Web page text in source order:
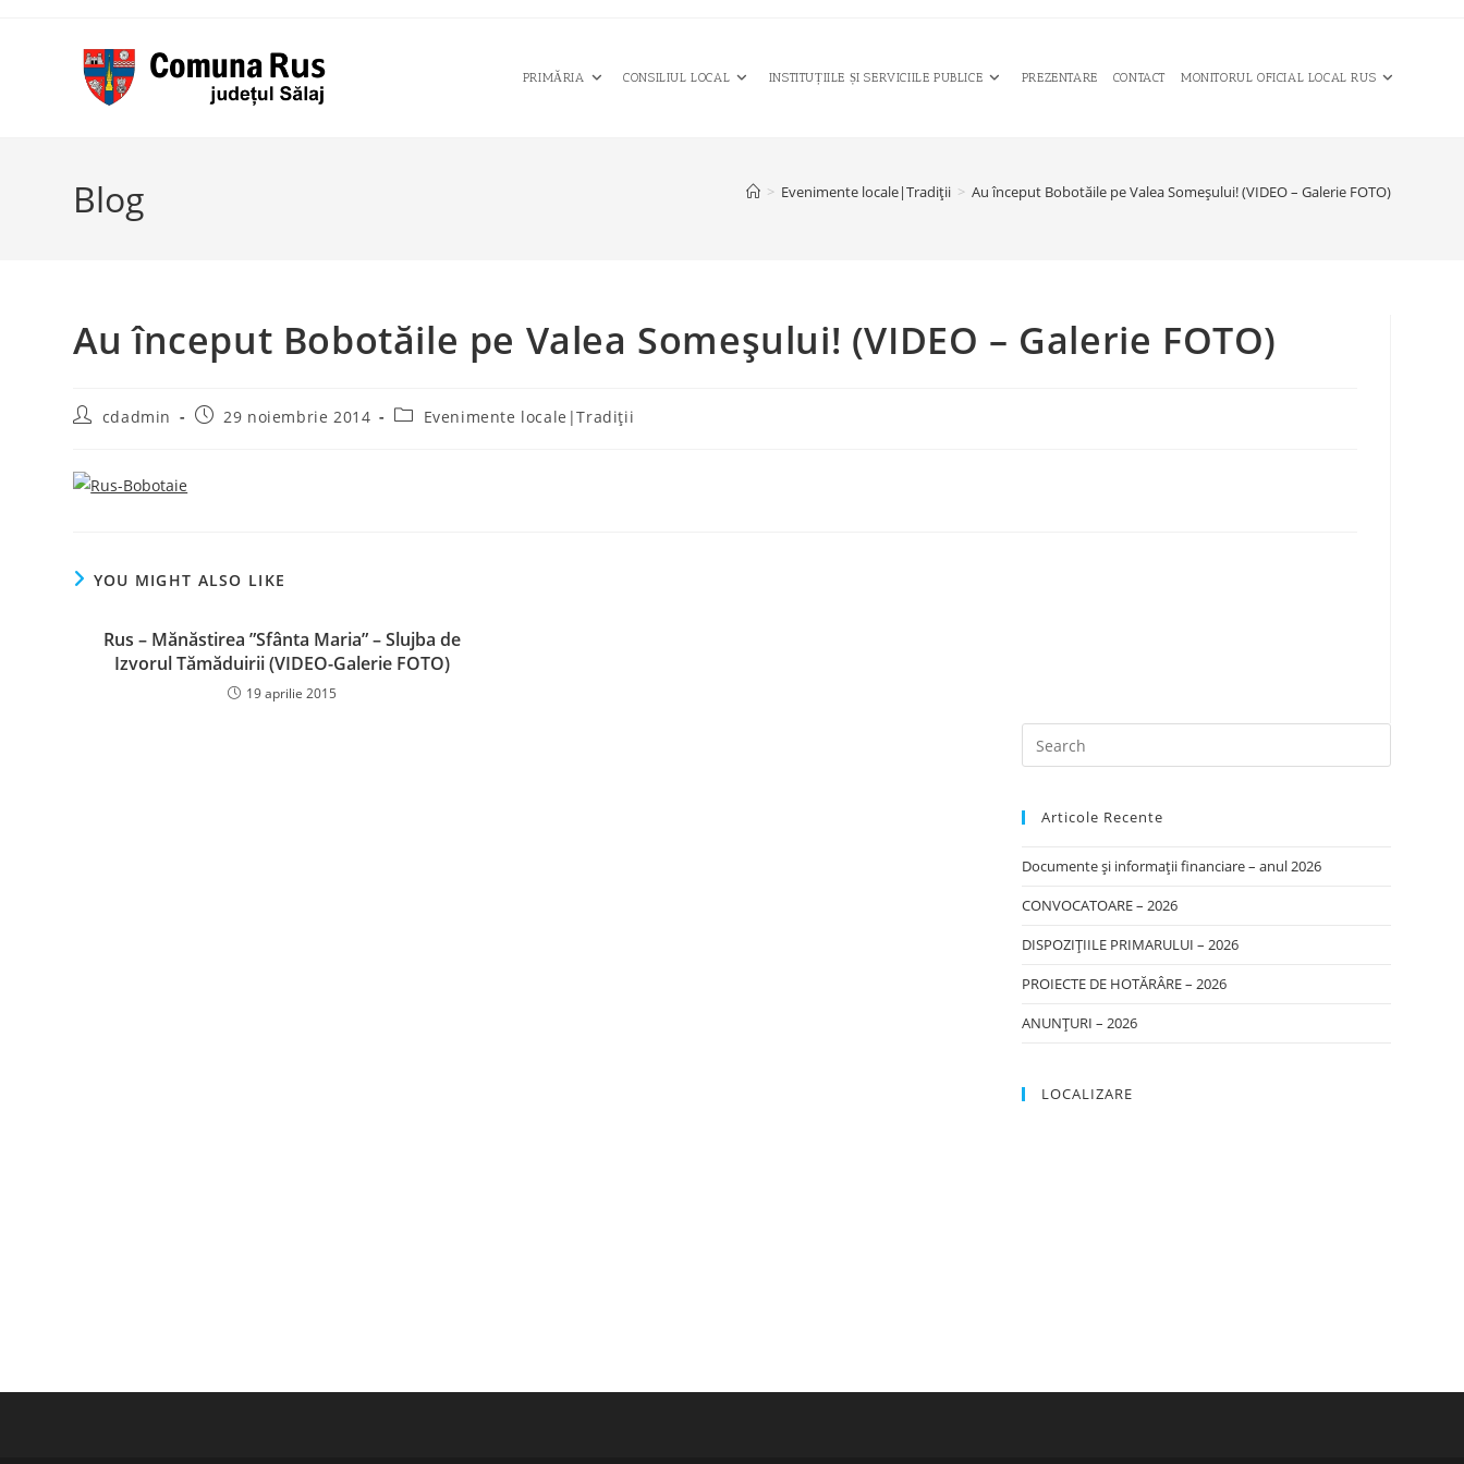
PRIMĂRIA CONSILIUL LOCAL INSTITUȚIILE ȘI SERVICIILE PUBLICE PREZENTARE CONTACT MONITORUL OFICIAL LOCAL RUS
Blog > Evenimente locale|Tradiții > Au început Bobotăile pe Valea Someşului! (VIDEO – Galerie FOTO)
Au început Bobotăile pe Valea Someşului! (VIDEO – Galerie FOTO)
Postcdadmin
Post29 noiembrie 2014
PostEvenimente locale|Tradiții
YOU MIGHT ALSO LIKE
Rus – Mănăstirea ”Sfânta Maria” – Slujba de
Izvorul Tămăduirii (VIDEO-Galerie FOTO)
19 aprilie 2015
Articole Recente
Documente și informații financiare – anul 2026
CONVOCATOARE – 2026
DISPOZIȚIILE PRIMARULUI – 2026
PROIECTE DE HOTĂRÂRE – 2026
ANUNȚURI – 2026
LOCALIZARE